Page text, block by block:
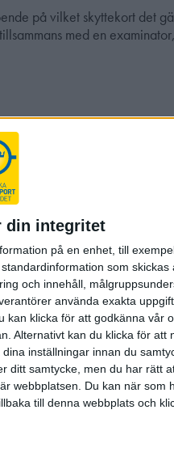
din integritet
på en enhet, till
som skickas
och innehåll,
använda exakta
kan klicka för att godkänna vår
Alternativt kan du klicka för att
inställningar innan du
ditt samtycke, men du har rätt
webbplatsen. Du kan när som
till denna webbplats och
på vilket skyttekort det
med en
för alla
del.
som består av tre delar:
3).
av två delar:
av tre delar:
består av två delar: